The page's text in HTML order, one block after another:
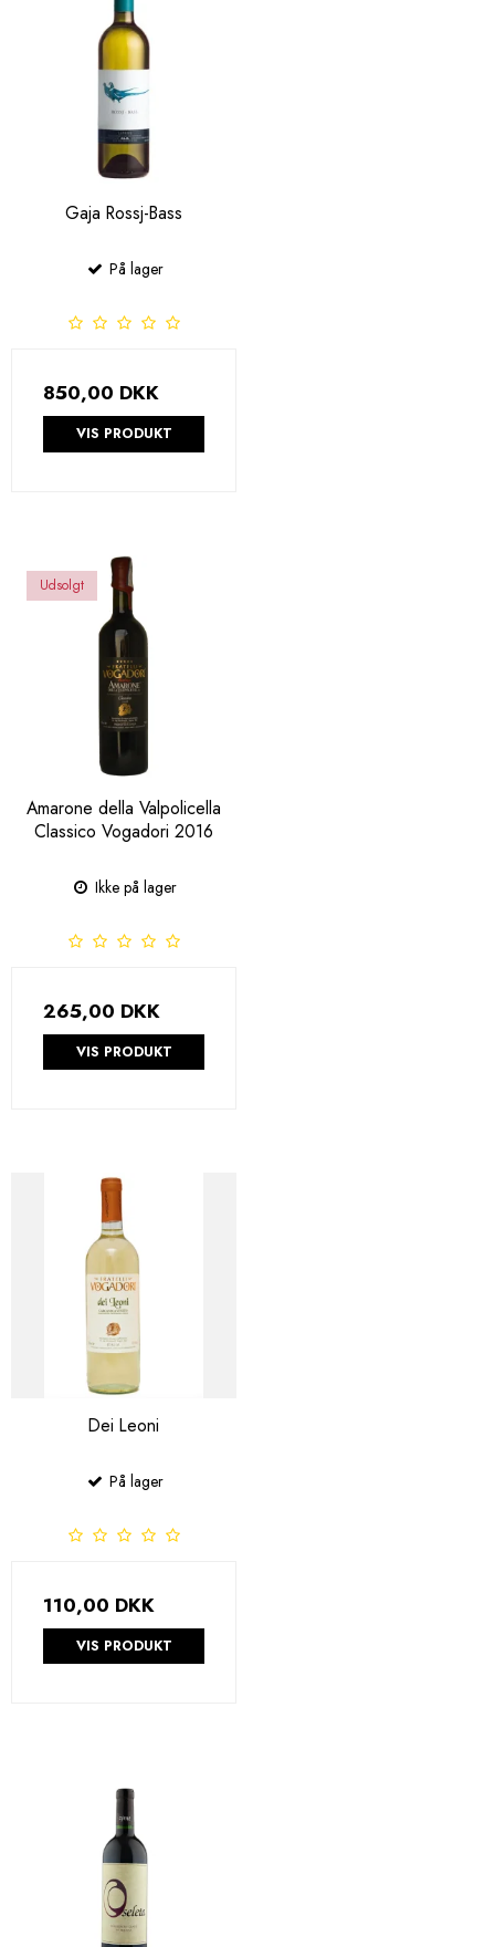
Gaja Rossj-Bass
På lager
850,00 DKK
VIS PRODUKT
Udsolgt
Amarone della Valpolicella
Classico Vogadori 2016
Ikke på lager
265,00 DKK
VIS PRODUKT
Dei Leoni
På lager
110,00 DKK
VIS PRODUKT